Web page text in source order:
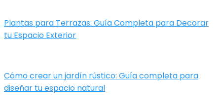
Plantas para Terrazas: Guía Completa para Decorar
tu Espacio Exterior
Cómo crear un jardín rústico: Guía completa para
diseñar tu espacio natural